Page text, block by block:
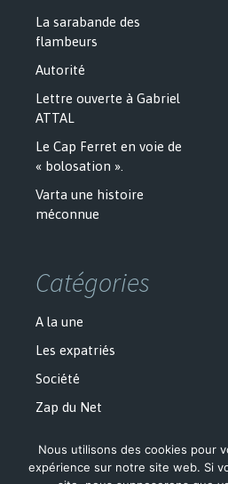
La sarabande des
flambeurs
Autorité
Lettre ouverte à Gabriel
ATTAL
Le Cap Ferret en voie de
« bolosation ».
Varta une histoire
méconnue
Catégories
A la une
Les expatriés
Société
Zap du Net
Nous utilisons des cookies pour
expérience sur notre site web. Si